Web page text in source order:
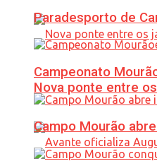
Nova ponte entre
Paradesporto de
Campeonato
Campo Mourão